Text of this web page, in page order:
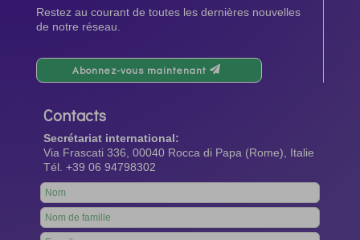
Restez au courant de toutes les dernières nouvelles
de notre réseau.
Abonnez-vous maintenant
Contacts
Secrétariat international:
Via Frascati 336, 00040 Rocca di Papa (Rome), Italie
Tél. +39 06 94798302
Leave
this
field
blank